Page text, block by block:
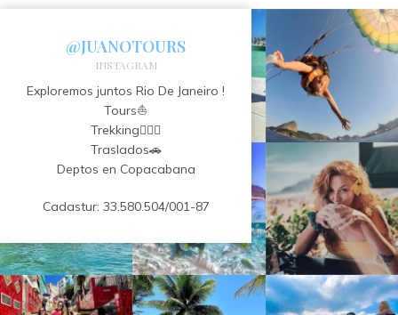
@JUANOTOURS
INSTAGRAM
Exploremos juntos Rio De Janeiro !
Tours⛵️
Trekking🧗🏻‍♂️
Traslados🚗
Deptos en Copacabana
Cadastur: 33.580.504/001-87